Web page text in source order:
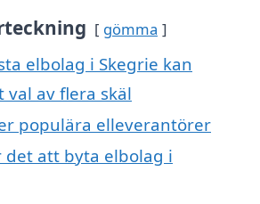
gömma
elbolag i Skegrie kan
val av flera skäl
populära elleverantörer
det att byta elbolag i